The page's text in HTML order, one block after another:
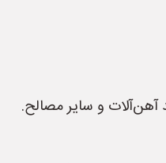
آهن‌آلات و سایر مصالح.